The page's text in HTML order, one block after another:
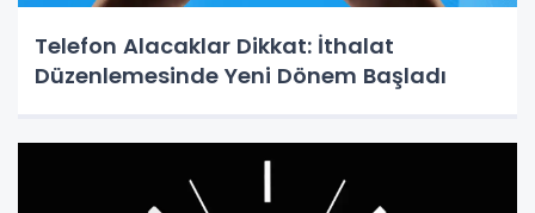
Telefon Alacaklar Dikkat: İthalat
Düzenlemesinde Yeni Dönem Başladı